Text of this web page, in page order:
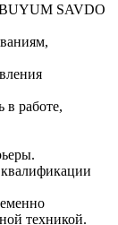
SAVDO
в работе,
техникой.